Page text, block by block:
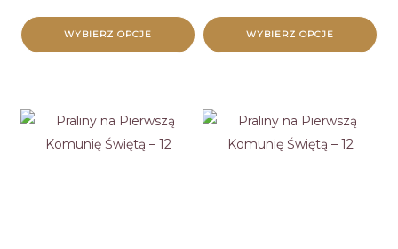
WYBIERZ OPCJE WYBIERZ OPCJE